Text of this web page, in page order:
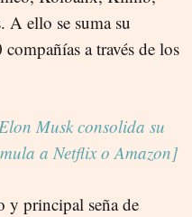
A ello se suma su
a través de los
Musk consolida su
a Netflix o Amazon]
y principal seña de